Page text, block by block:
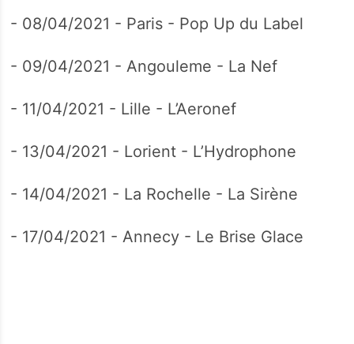
- 08/04/2021 - Paris - Pop Up du Label
- 09/04/2021 - Angouleme - La Nef
- 11/04/2021 - Lille - L’Aeronef
- 13/04/2021 - Lorient - L’Hydrophone
- 14/04/2021 - La Rochelle - La Sirène
- 17/04/2021 - Annecy - Le Brise Glace